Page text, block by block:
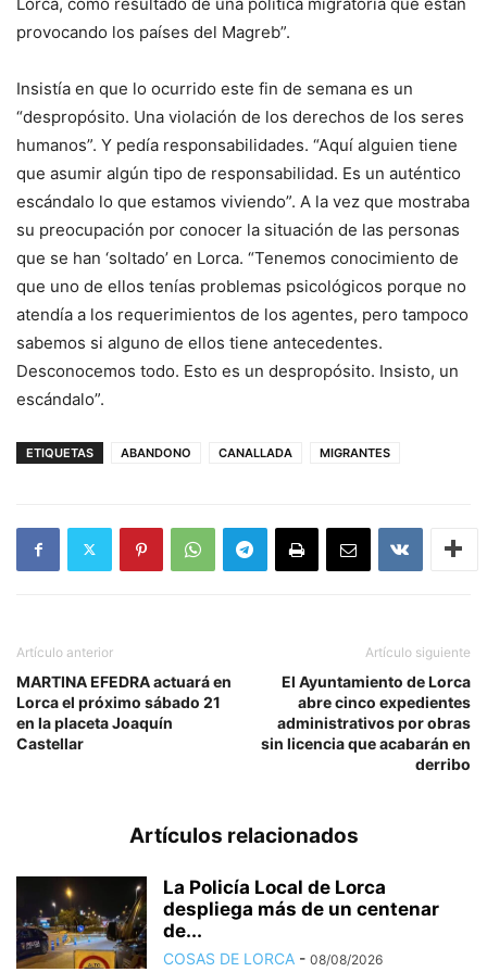
provocando los países del Magreb”.
Insistía en que lo ocurrido este fin de semana es un
“despropósito. Una violación de los derechos de los seres
humanos”. Y pedía responsabilidades. “Aquí alguien tiene
que asumir algún tipo de responsabilidad. Es un auténtico
escándalo lo que estamos viviendo”. A la vez que mostraba
su preocupación por conocer la situación de las personas
que se han ‘soltado’ en Lorca. “Tenemos conocimiento de
que uno de ellos tenías problemas psicológicos porque no
atendía a los requerimientos de los agentes, pero tampoco
sabemos si alguno de ellos tiene antecedentes.
Desconocemos todo. Esto es un despropósito. Insisto, un
escándalo”.
ETIQUETAS ABANDONO CANALLADA MIGRANTES
Artículo anterior
MARTINA EFEDRA actuará en
Lorca el próximo sábado 21
en la placeta Joaquín
Castellar
Artículo siguiente
El Ayuntamiento de Lorca
abre cinco expedientes
administrativos por obras
sin licencia que acabarán en
derribo
Artículos relacionados
La Policía Local de Lorca
despliega más de un centenar
de...
COSAS DE LORCA - 08/08/2026